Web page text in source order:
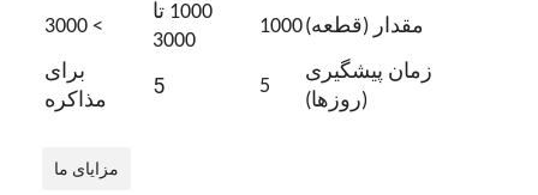
مقدار (قطعه)1000
1000 تا
3000
> 3000
زمان پیشگیری
(روزها)
5
5
برای
مذاکره
مزایای ما